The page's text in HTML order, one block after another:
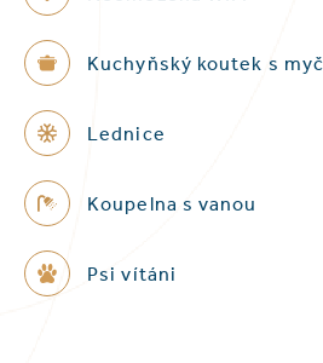
Kuchyňský koutek s
Lednice
Koupelna s vanou
Psi vítáni